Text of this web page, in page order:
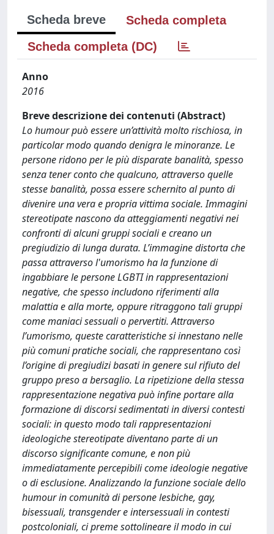
Scheda breve
Scheda completa
Scheda completa (DC)
Anno
2016
Breve descrizione dei contenuti (Abstract)
Lo humour può essere un’attività molto rischiosa, in
particolar modo quando denigra le minoranze. Le
persone ridono per le più disparate banalità, spesso
senza tener conto che qualcuno, attraverso quelle
stesse banalità, possa essere schernito al punto di
divenire una vera e propria vittima sociale. Immagini
stereotipate nascono da atteggiamenti negativi nei
confronti di alcuni gruppi sociali e creano un
pregiudizio di lunga durata. L’immagine distorta che
passa attraverso l'umorismo ha la funzione di
ingabbiare le persone LGBTI in rappresentazioni
negative, che spesso includono riferimenti alla
malattia e alla morte, oppure ritraggono tali gruppi
come maniaci sessuali o pervertiti. Attraverso
l’umorismo, queste caratteristiche si innestano nelle
più comuni pratiche sociali, che rappresentano così
l’origine di pregiudizi basati in genere sul rifiuto del
gruppo preso a bersaglio. La ripetizione della stessa
rappresentazione negativa può infine portare alla
formazione di discorsi sedimentati in diversi contesti
sociali: in questo modo tali rappresentazioni
ideologiche stereotipate diventano parte di un
discorso significante comune, e non più
immediatamente percepibili come ideologie negative
o di esclusione. Analizzando la funzione sociale dello
humour in comunità di persone lesbiche, gay,
bisessuali, transgender e intersessuali in contesti
postcoloniali, ci preme sottolineare il modo in cui